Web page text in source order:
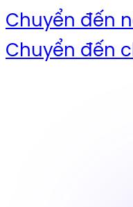
Chuyển đến
Chuyển đến